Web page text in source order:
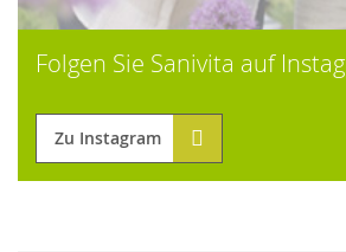
Folgen Sie Sanivita auf
Zu Instagram